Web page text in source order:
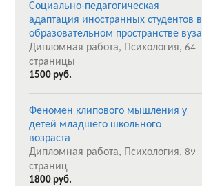
Социально-педагогическая
адаптация иностранных студентов в
образовательном пространстве вуза
Дипломная работа, Психология, 64
страницы
1500 руб.
Феномен клипового мышления у
детей младшего школьного
возраста
Дипломная работа, Психология, 89
страниц
1800 руб.